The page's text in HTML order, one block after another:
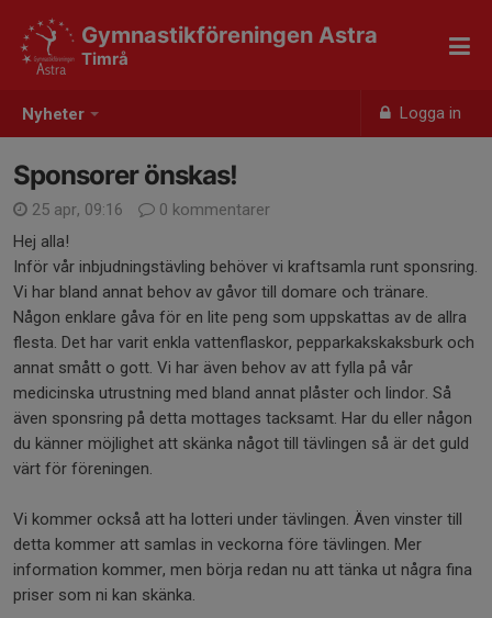
Nyheter Logga in
Gymnastikföreningen Astra
Timrå
Sponsorer önskas!
25 apr, 09:16
0 kommentarer
Hej alla!
Inför vår inbjudningstävling behöver vi kraftsamla runt sponsring.
Vi har bland annat behov av gåvor till domare och tränare.
Någon enklare gåva för en lite peng som uppskattas av de allra
flesta. Det har varit enkla vattenflaskor, pepparkakskaksburk och
annat smått o gott. Vi har även behov av att fylla på vår
medicinska utrustning med bland annat plåster och lindor. Så
även sponsring på detta mottages tacksamt. Har du eller någon
du känner möjlighet att skänka något till tävlingen så är det guld
värt för föreningen.
Vi kommer också att ha lotteri under tävlingen. Även vinster till
detta kommer att samlas in veckorna före tävlingen. Mer
information kommer, men börja redan nu att tänka ut några fina
priser som ni kan skänka.